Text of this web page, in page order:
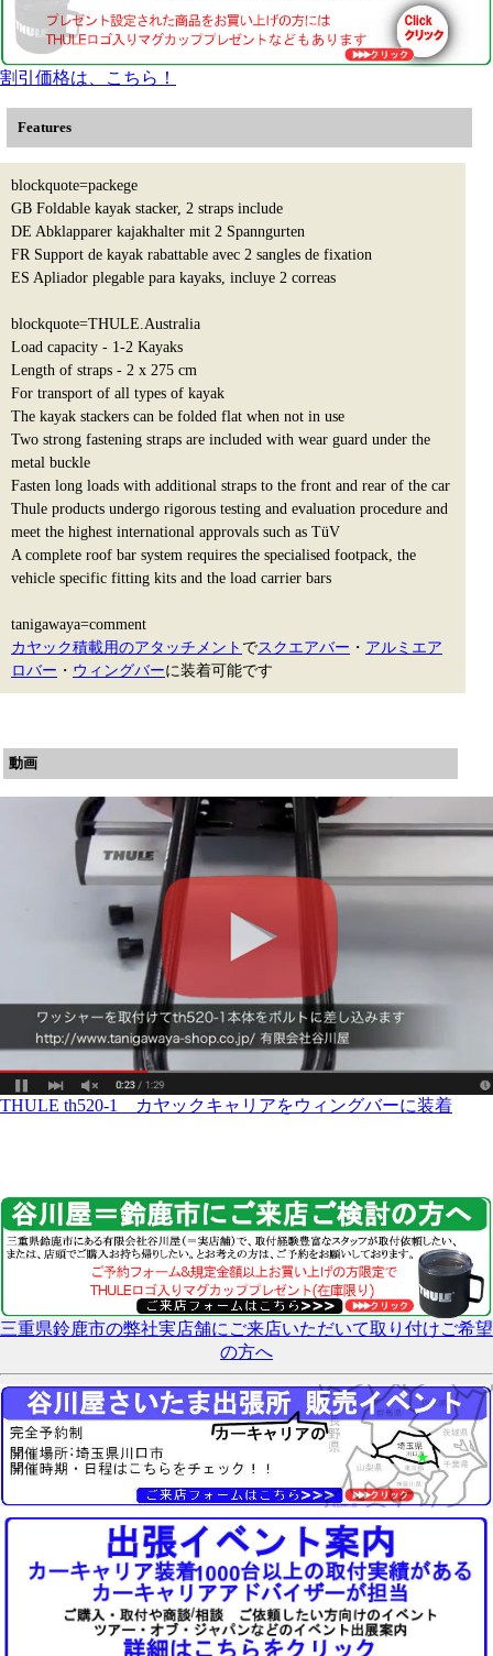
割引価格は、こちら！
Features
blockquote=packege
GB Foldable kayak stacker, 2 straps include
DE Abklapparer kajakhalter mit 2 Spanngurten
FR Support de kayak rabattable avec 2 sangles de fixation
ES Apliador plegable para kayaks, incluye 2 correas
blockquote=THULE.Australia
Load capacity - 1-2 Kayaks
Length of straps - 2 x 275 cm
For transport of all types of kayak
The kayak stackers can be folded flat when not in use
Two strong fastening straps are included with wear guard under the
metal buckle
Fasten long loads with additional straps to the front and rear of the car
Thule products undergo rigorous testing and evaluation procedure and
meet the highest international approvals such as TüV
A complete roof bar system requires the specialised footpack, the
vehicle specific fitting kits and the load carrier bars
tanigawaya=comment
カヤック積載用のアタッチメント でスクエアバー ・ アルミエア
ロバー ・ ウィングバーに装着可能です
動画
THULE th520-1 カヤックキャリアをウィングバーに装着
三重県鈴鹿市の弊社実店舗にご来店いただいて取り付けご希望
の方へ